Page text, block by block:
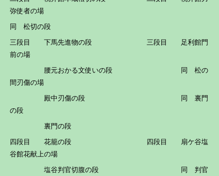
弥使者の場
同 松切の段
三段目 下馬先進物の段 三段目 足利館門
前の場
腰元おかる文使いの段 同 松の
間刃傷の場
殿中刃傷の段 同 裏門
の段
裏門の段
四段目 花籠の段 四段目 扇ケ谷塩
谷館花献上の場
塩谷判官切腹の段 同 判官